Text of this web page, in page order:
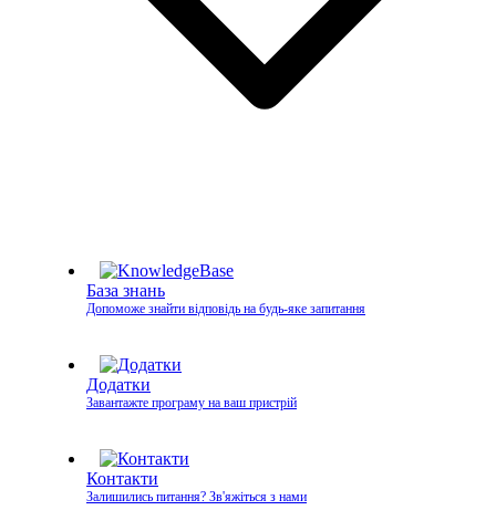
База знань
Допоможе знайти відповідь на будь-яке запитання
Додатки
Завантажте програму на ваш пристрій
Контакти
Залишились питання? Зв'яжіться з нами